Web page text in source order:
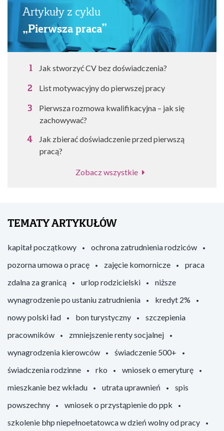
Artykuły z cyklu
„Pierwsza praca”
Jak stworzyć CV bez doświadczenia?
List motywacyjny do pierwszej pracy
Pierwsza rozmowa kwalifikacyjna – jak się
zachowywać?
Jak zbierać doświadczenie przed pierwszą
pracą?
Zobacz wszystkie
TEMATY ARTYKUŁÓW
kapitał początkowy
ochrona zatrudnienia rodziców
pozorna umowa o pracę
zajęcie komornicze
praca
zdalna za granicą
urlop rodzicielski
niższe
wynagrodzenie po ustaniu zatrudnienia
kredyt 2%
nowy polski ład
bon turystyczny
szczepienia
pracowników
zmniejszenie renty socjalnej
wynagrodzenia kierowców
świadczenie 500+
świadczenia rodzinne
rko
wniosek o emeryturę
mieszkanie bez wkładu
utrata uprawnień
spis
powszechny
wniosek o przystąpienie do ppk
szkolenie bhp niepełnoetatowca w dzień wolny od pracy